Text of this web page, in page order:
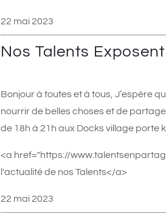
22 mai 2023
Nos Talents Exposent
Bonjour à toutes et à tous, J’espère
nourrir de belles choses et de
de 18h à 21h aux Docks village porte
<a href="https://
l'actualité de nos Talents</a>
22 mai 2023